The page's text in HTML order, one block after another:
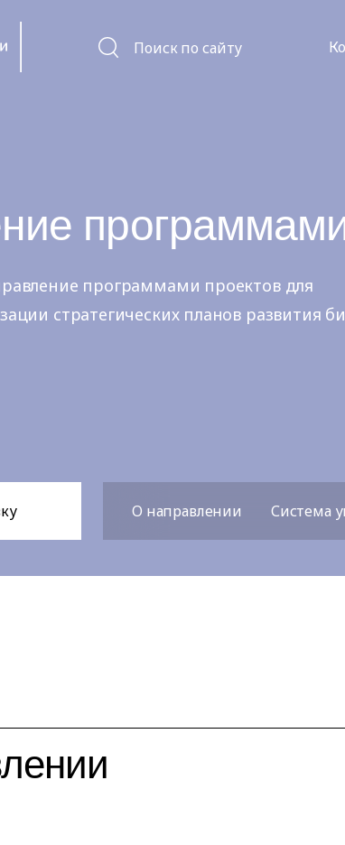
Поиск по сайту
программами проектов для
стратегических планов развития
О направлении Система